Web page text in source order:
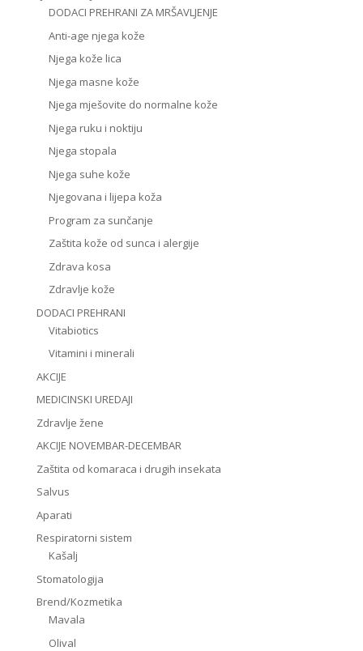
DODACI PREHRANI ZA MRŠAVLJENJE
Anti-age njega kože
Njega kože lica
Njega masne kože
Njega mješovite do normalne kože
Njega ruku i noktiju
Njega stopala
Njega suhe kože
Njegovana i lijepa koža
Program za sunčanje
Zaštita kože od sunca i alergije
Zdrava kosa
Zdravlje kože
DODACI PREHRANI
Vitabiotics
Vitamini i minerali
AKCIJE
MEDICINSKI UREDAJI
Zdravlje žene
AKCIJE NOVEMBAR-DECEMBAR
Zaštita od komaraca i drugih insekata
Salvus
Aparati
Respiratorni sistem
Kašalj
Stomatologija
Brend/Kozmetika
Mavala
Olival